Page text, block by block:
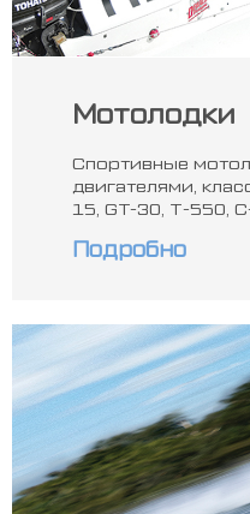
Мотолодки
Спортивные
двигателями,
15, GT-30, Т-550,
Подробно